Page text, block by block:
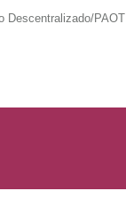
Descentralizado/PAOT